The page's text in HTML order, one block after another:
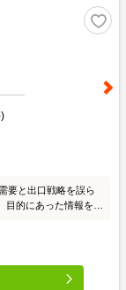
要と出口戦略を誤ら
的にあった情報を提
らないようスムーズ
待ちしております。
高い物件を取り扱
収集し、ご希望にお応